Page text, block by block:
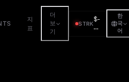
지
표
더
보
기
STRK
$-
--
한
국
어